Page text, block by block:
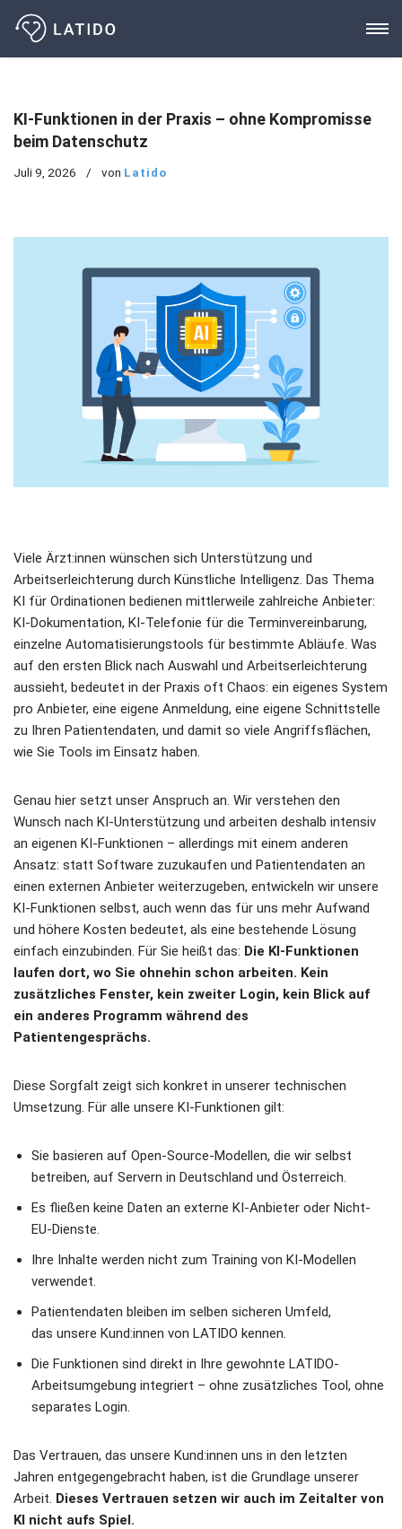
Zum
KI-Funktionen in der Praxis – ohne Kompromisse
beim Datenschutz
Juli 9, 2026 von Latido
Viele Ärzt:innen wünschen sich Unterstützung und
Arbeitserleichterung durch Künstliche Intelligenz. Das Thema
KI für Ordinationen bedienen mittlerweile zahlreiche Anbieter:
KI-Dokumentation, KI-Telefonie für die Terminvereinbarung,
einzelne Automatisierungstools für bestimmte Abläufe. Was
auf den ersten Blick nach Auswahl und Arbeitserleichterung
aussieht, bedeutet in der Praxis oft Chaos: ein eigenes System
pro Anbieter, eine eigene Anmeldung, eine eigene Schnittstelle
zu Ihren Patientendaten, und damit so viele Angriffsflächen,
wie Sie Tools im Einsatz haben.
Genau hier setzt unser Anspruch an. Wir verstehen den
Wunsch nach KI-Unterstützung und arbeiten deshalb intensiv
an eigenen KI-Funktionen – allerdings mit einem anderen
Ansatz: statt Software zuzukaufen und Patientendaten an
einen externen Anbieter weiterzugeben, entwickeln wir unsere
KI-Funktionen selbst, auch wenn das für uns mehr Aufwand
und höhere Kosten bedeutet, als eine bestehende Lösung
einfach einzubinden. Für Sie heißt das: Die KI-Funktionen
laufen dort, wo Sie ohnehin schon arbeiten. Kein
zusätzliches Fenster, kein zweiter Login, kein Blick auf
ein anderes Programm während des
Patientengesprächs.
Diese Sorgfalt zeigt sich konkret in unserer technischen
Umsetzung. Für alle unsere KI-Funktionen gilt:
Sie basieren auf Open-Source-Modellen, die wir selbst
betreiben, auf Servern in Deutschland und Österreich.
Es fließen keine Daten an externe KI-Anbieter oder Nicht-
EU-Dienste.
Ihre Inhalte werden nicht zum Training von KI-Modellen
verwendet.
Patientendaten bleiben im selben sicheren Umfeld,
das unsere Kund:innen von LATIDO kennen.
Die Funktionen sind direkt in Ihre gewohnte LATIDO-
Arbeitsumgebung integriert – ohne zusätzliches Tool, ohne
separates Login.
Das Vertrauen, das unsere Kund:innen uns in den letzten
Jahren entgegengebracht haben, ist die Grundlage unserer
Arbeit. Dieses Vertrauen setzen wir auch im Zeitalter von
KI nicht aufs Spiel.